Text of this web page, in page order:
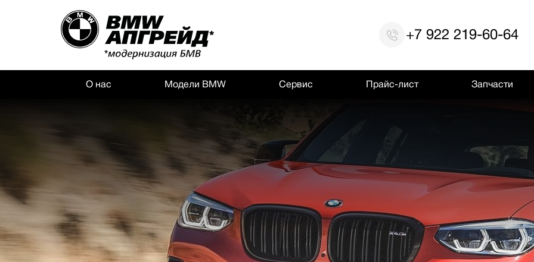
+7 922 219-60-64
О нас Модели BMW Сервис Прайс-лист Запчасти